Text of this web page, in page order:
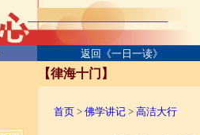
返回《一日一读》
【律海十门】
首页 > 佛学讲记 > 高洁大行